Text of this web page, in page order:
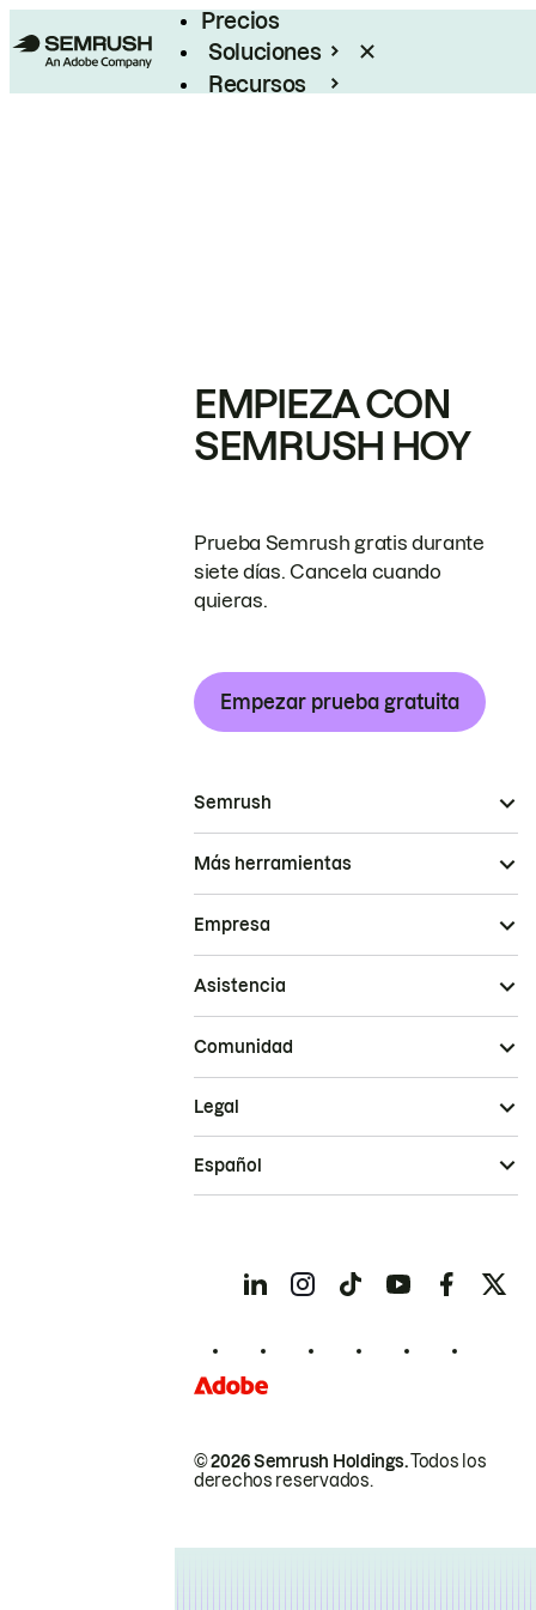
Precios
Soluciones
Recursos
EMPIEZA CON
SEMRUSH HOY
Prueba Semrush gratis durante
siete días. Cancela cuando
quieras.
Empezar prueba gratuita
Semrush
Más herramientas
Empresa
Asistencia
Comunidad
© 2026 Semrush Holdings.Todos los
derechos reservados.
Legal
Español